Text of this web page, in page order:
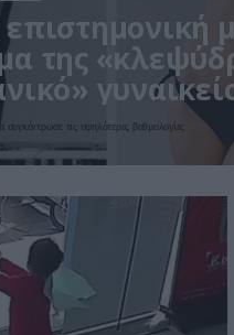
της
συγκέντρωσε τις υψηλότερες βαθμολογίες